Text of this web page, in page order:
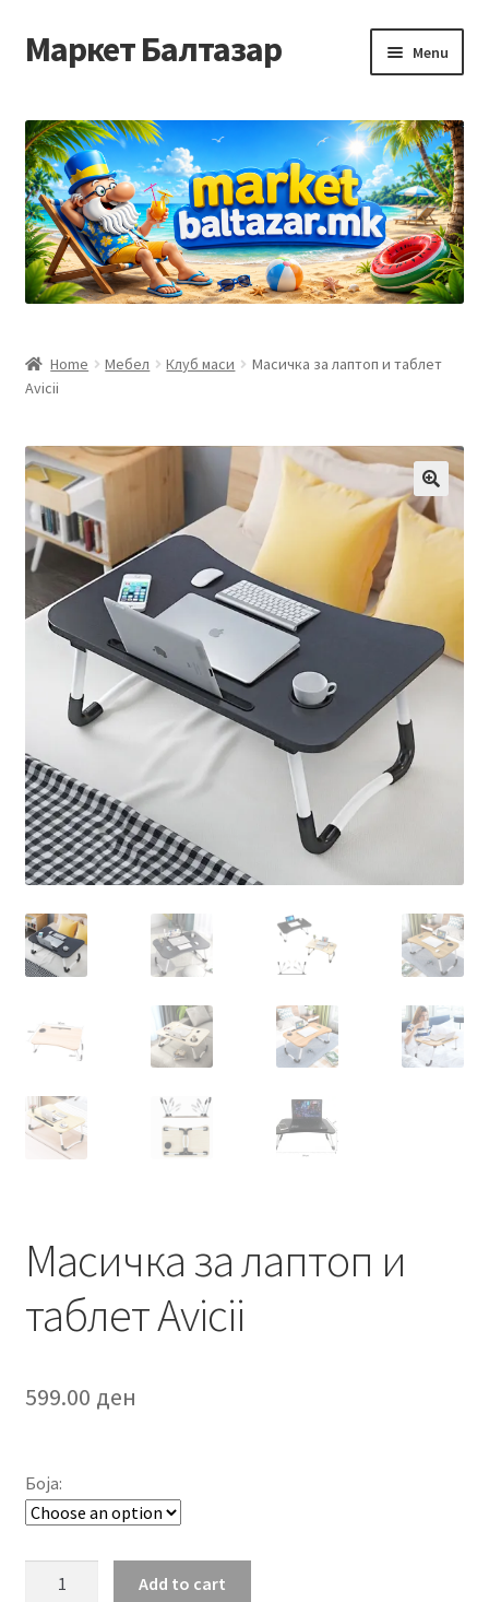
Skip
to
Skip
to
Маркет Балтазар Menu
Checkout
Homepage
Privacy Policy
Контакт
Корисничка подршка
Кошничка
Мој профил
Рекламации и замена на производ
Сите производи
Услови за користење
Home Мебел Клуб маси
Масичка за лаптоп и таблет
Avicii
Масичка за лаптоп и
таблет Avicii
599.00 ден
Боја:
Add to cart